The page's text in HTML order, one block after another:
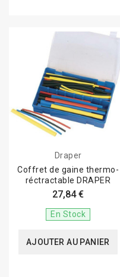
Draper
Coffret de gaine thermo-
réctractable DRAPER
27,84 €
En Stock
AJOUTER AU PANIER